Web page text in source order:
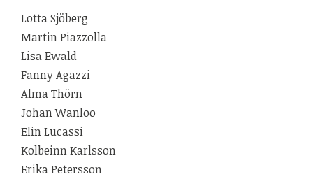
Lotta Sjöberg
Martin Piazzolla
Lisa Ewald
Fanny Agazzi
Alma Thörn
Johan Wanloo
Elin Lucassi
Kolbeinn Karlsson
Erika Petersson